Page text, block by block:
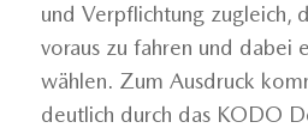
und Verpflichtung zugleich,
voraus zu fahren und dabei
wählen. Zum Ausdruck
deutlich durch das KODO